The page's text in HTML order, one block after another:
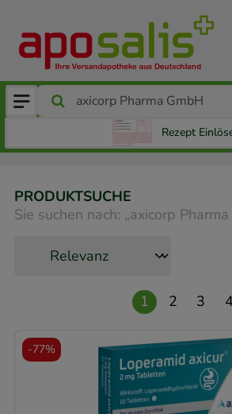
Rezept
PRODUKTSUCHE
Sie suchen nach: „axicorp
1 2 3 4
-77%